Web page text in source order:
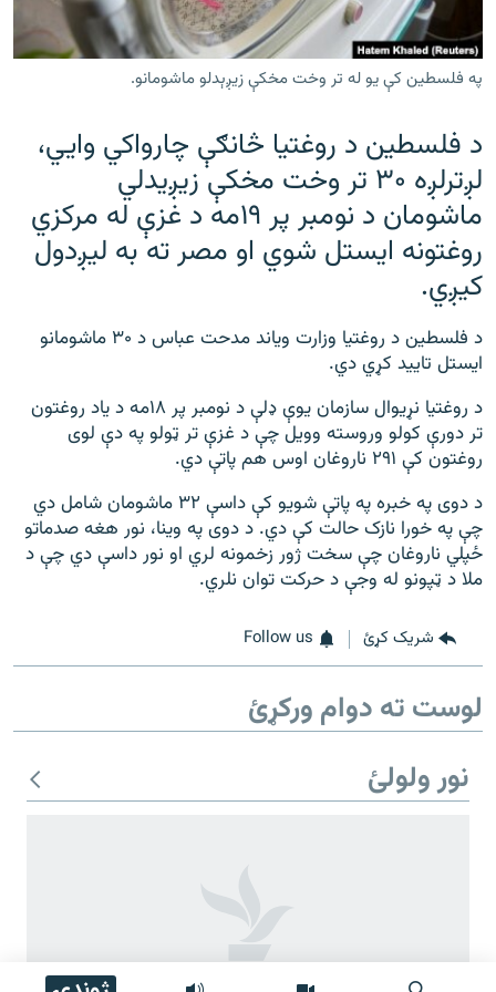
Gandhara
موږ وڅارئ
د ازادې اروپا راډیو ټولې ووبپاڼې
په فلسطین کې یو له تر وخت مخکې زیږېدلو ماشومانو.
د فلسطین د روغتیا څانګې چارواکي وايي،
لږترلږه ۳۰ تر وخت مخکې زيږيدلي
ماشومان د نومبر پر ۱۹مه د غزې له مرکزي
روغتونه ایستل شوي او مصر ته به لیږدول
کیږي.
د فلسطین د روغتیا وزارت ویاند مدحت عباس د ۳۰ ماشومانو
ایستل تایید کړي دي.
د روغتیا نړیوال سازمان یوې ډلې د نومبر پر ۱۸مه د یاد روغتون
تر دورې کولو وروسته وویل چې د غزې تر ټولو په دې لوی
روغتون کې ۲۹۱ ناروغان اوس هم پاتې دي.
د دوی په خبره په پاتې شویو کې داسې ۳۲ ماشومان شامل دي
چې په خورا نازک حالت کې دي. د دوی په وینا، نور هغه صدماتو
ځپلي ناروغان چې سخت ژور زخمونه لري او نور داسې دي چې د
ملا د ټپونو له وجې د حرکت توان نلري.
شریک کړئ Follow us
لوست ته دوام ورکړئ
نور ولولئ